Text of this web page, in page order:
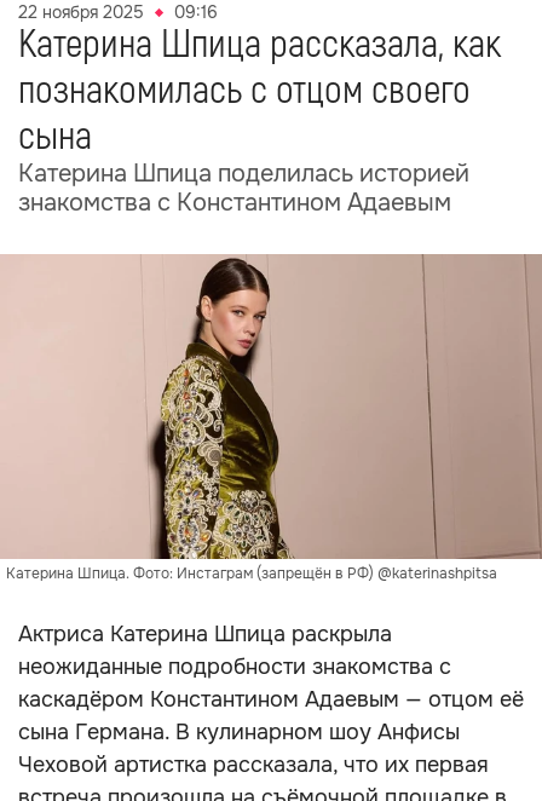
22 ноября 2025 09:16
Катерина Шпица рассказала, как
познакомилась с отцом своего
сына
Катерина Шпица поделилась историей
знакомства с Константином Адаевым
Катерина Шпица. Фото: Инстаграм (запрещён в РФ) @katerinashpitsa
Актриса Катерина Шпица раскрыла
неожиданные подробности знакомства с
каскадёром Константином Адаевым — отцом её
сына Германа. В кулинарном шоу Анфисы
Чеховой артистка рассказала, что их первая